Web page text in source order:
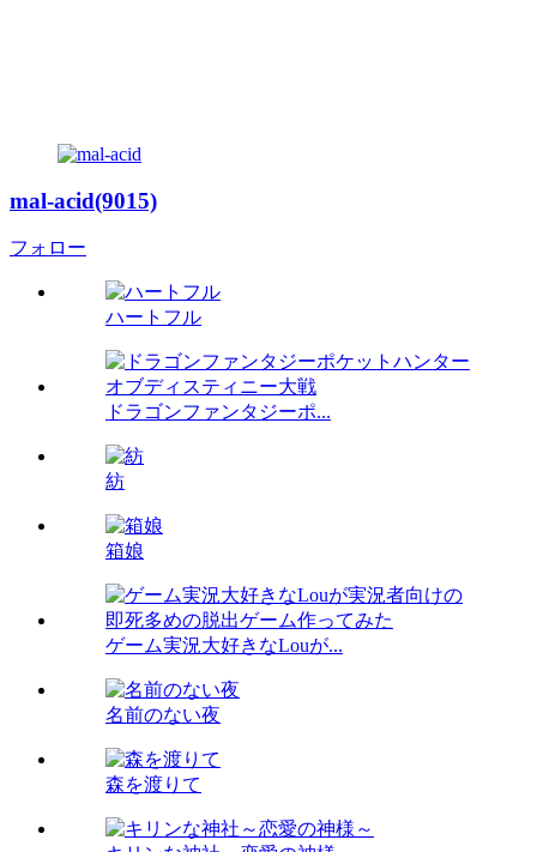
mal-acid(9015)
フォロー
ハートフル
ドラゴンファンタジーポ...
紡
箱娘
ゲーム実況大好きなLouが...
名前のない夜
森を渡りて